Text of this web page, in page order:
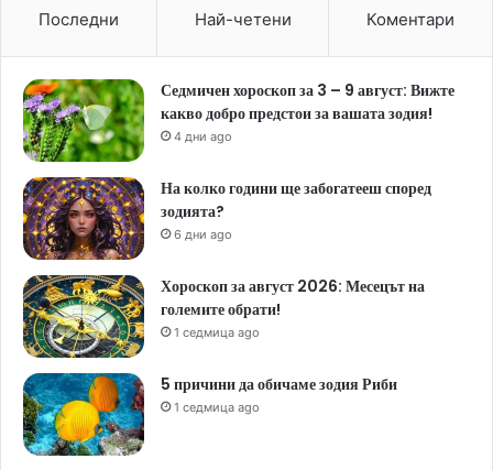
Последни Най-четени Коментари
Седмичен хороскоп за 3 – 9 август: Вижте
какво добро предстои за вашата зодия!
4 дни ago
На колко години ще забогатееш според
зодията?
6 дни ago
Хороскоп за август 2026: Месецът на
големите обрати!
1 седмица ago
5 причини да обичаме зодия Риби
1 седмица ago